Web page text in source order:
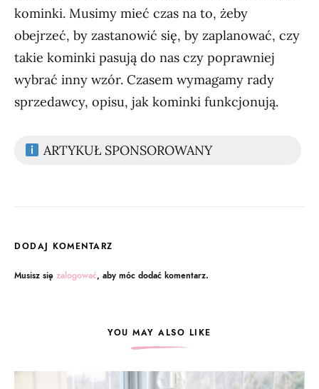
kominki. Musimy mieć czas na to, żeby
obejrzeć, by zastanowić się, by zaplanować, czy
takie kominki pasują do nas czy poprawniej
wybrać inny wzór. Czasem wymagamy rady
sprzedawcy, opisu, jak kominki funkcjonują.
ARTYKUŁ SPONSOROWANY
DODAJ KOMENTARZ
Musisz się zalogować, aby móc dodać komentarz.
YOU MAY ALSO LIKE